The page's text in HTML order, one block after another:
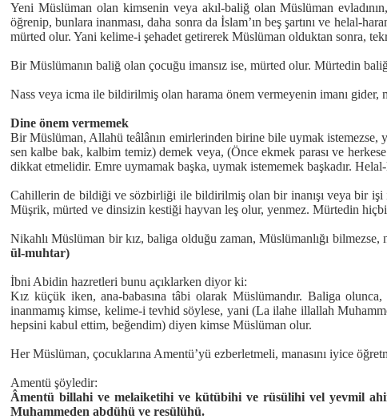
Yeni Müslüman olan kimsenin veya akıl-baliğ olan Müslüman
öğrenip, bunlara inanması, daha sonra da İslam’ın beş şartını ve helal-
mürted olur. Yani kelime-i şehadet getirerek Müslüman olduktan sonra,
Bir Müslümanın baliğ olan çocuğu imansız ise, mürted olur. Mürtedin
Nass veya icma ile bildirilmiş olan harama önem vermeyenin imanı gider,
Dine önem vermemek
Bir Müslüman, Allahü teâlânın emirlerinden birine bile uymak istemezse,
sen kalbe bak, kalbim temiz) demek veya, (Önce ekmek parası ve
dikkat etmelidir. Emre uymamak başka, uymak istememek başkadır.
Cahillerin de bildiği ve sözbirliği ile bildirilmiş olan bir inanışı veya bir işi
Müşrik, mürted ve dinsizin kestiği hayvan leş olur, yenmez. Mürtedin
Nikahlı Müslüman bir kız, baliga olduğu zaman, Müslümanlığı
ül-muhtar)
İbni Abidin hazretleri bunu açıklarken diyor ki:
Kız küçük iken, ana-babasına tâbi olarak Müslümandır. Baliga
inanmamış kimse, kelime-i tevhid söylese, yani (La ilahe illallah
hepsini kabul ettim, beğendim) diyen kimse Müslüman olur.
Her Müslüman, çocuklarına Amentü’yü ezberletmeli, manasını iyice
Amentü şöyledir:
Âmentü billahi ve melaiketihi ve kütübihi ve rüsülihi vel yevmil
Muhammeden abdühü ve resülühü.